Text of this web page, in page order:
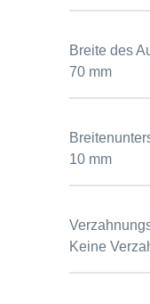
Breite des
70 mm
10 mm
Keine